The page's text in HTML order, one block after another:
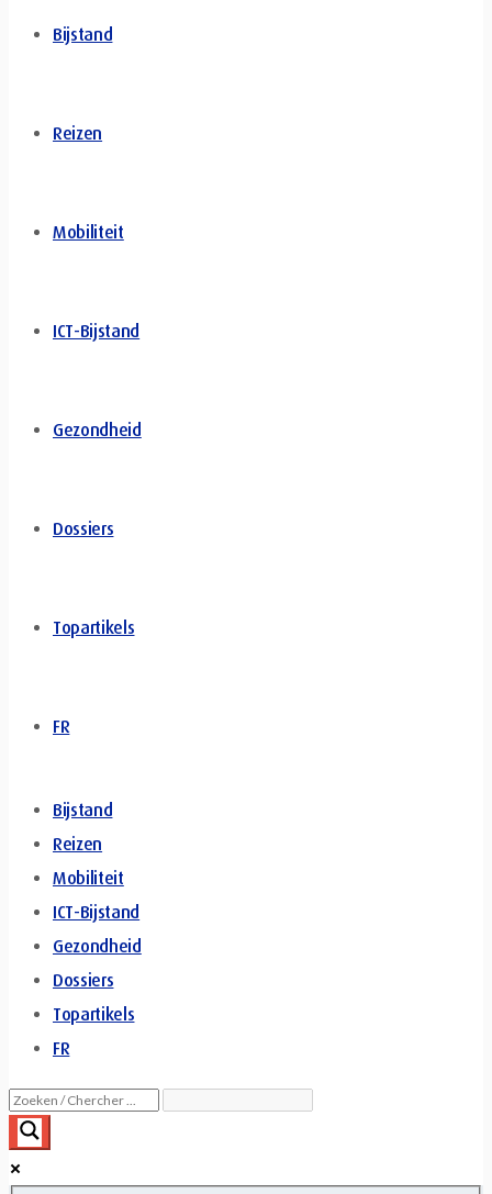
Bijstand
Reizen
Mobiliteit
ICT-Bijstand
Gezondheid
Dossiers
Topartikels
FR
Bijstand
Reizen
Mobiliteit
ICT-Bijstand
Gezondheid
Dossiers
Topartikels
FR